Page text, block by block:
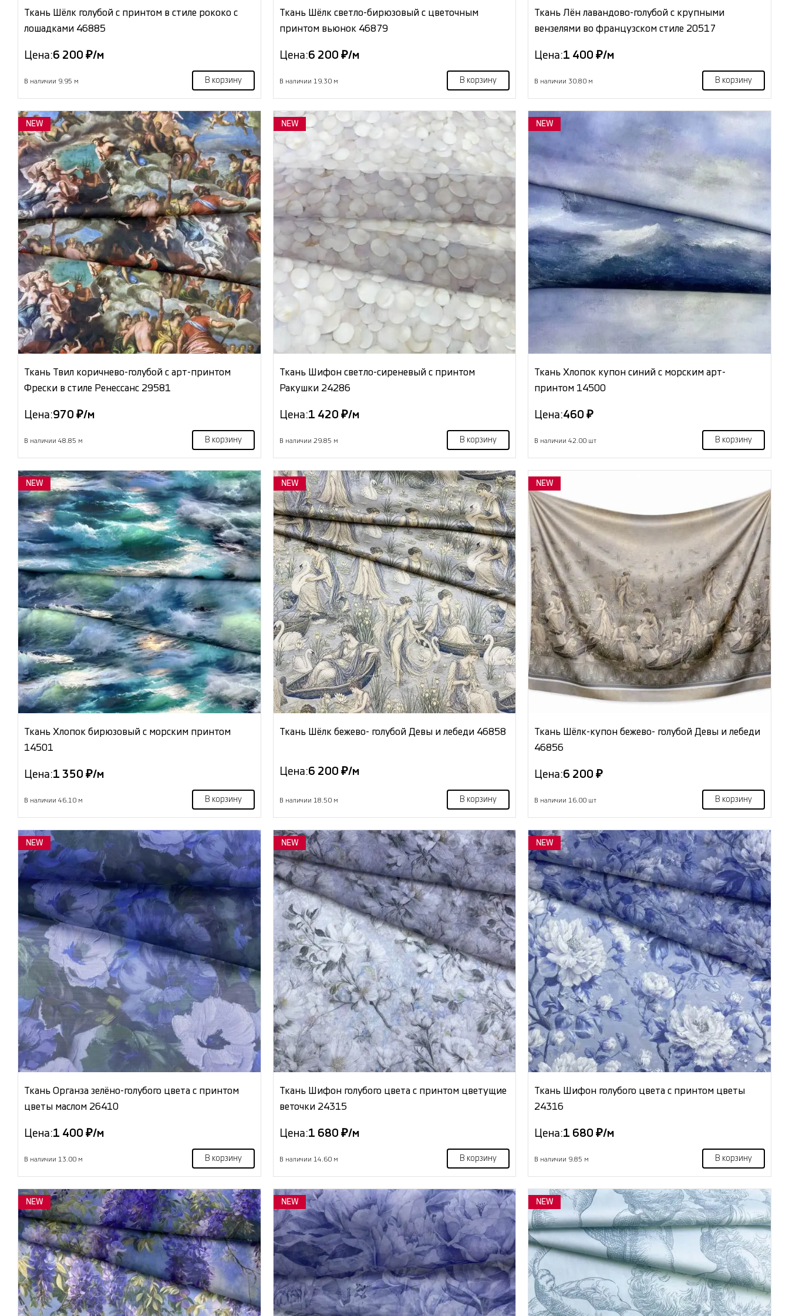
Ткань Шёлк голубой с принтом в стиле рококо с
лошадками 46885
Цена:6 200 ₽/м
В наличии 9.95 м В корзину
Ткань Шёлк светло-бирюзовый с цветочным
принтом вьюнок 46879
Цена:6 200 ₽/м
В наличии 19.30 м В корзину
Ткань Лён лавандово-голубой с крупными
вензелями во французском стиле 20517
Цена:1 400 ₽/м
В наличии 30.80 м В корзину
NEW
Ткань Твил коричнево-голубой с арт-принтом
Фрески в стиле Ренессанс 29581
Цена:970 ₽/м
В наличии 48.85 м В корзину
NEW
Ткань Шифон светло-сиреневый с принтом
Ракушки 24286
Цена:1 420 ₽/м
В наличии 29.85 м В корзину
NEW
Ткань Хлопок купон синий с морским арт-
принтом 14500
Цена:460 ₽
В наличии 42.00 шт В корзину
NEW
Ткань Хлопок бирюзовый с морским принтом
14501
Цена:1 350 ₽/м
В наличии 46.10 м В корзину
NEW
Ткань Шёлк бежево- голубой Девы и лебеди 46858
Цена:6 200 ₽/м
В наличии 18.50 м В корзину
NEW
Ткань Шёлк-купон бежево- голубой Девы и лебеди
46856
Цена:6 200 ₽
В наличии 16.00 шт В корзину
NEW
Ткань Органза зелёно-голубого цвета с принтом
цветы маслом 26410
Цена:1 400 ₽/м
В наличии 13.00 м В корзину
NEW
Ткань Шифон голубого цвета с принтом цветущие
веточки 24315
Цена:1 680 ₽/м
В наличии 14.60 м В корзину
NEW
Ткань Шифон голубого цвета с принтом цветы
24316
Цена:1 680 ₽/м
В наличии 9.85 м В корзину
NEW NEW NEW